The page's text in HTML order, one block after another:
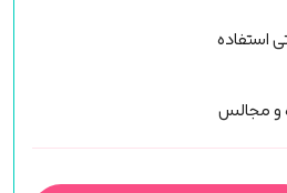
استفاده
و مجالس